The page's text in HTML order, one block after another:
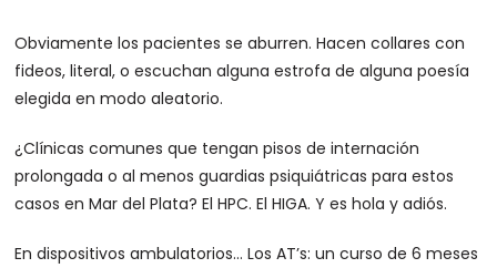
Obviamente los pacientes se aburren. Hacen collares con
fideos, literal, o escuchan alguna estrofa de alguna poesía
elegida en modo aleatorio.
¿Clínicas comunes que tengan pisos de internación
prolongada o al menos guardias psiquiátricas para estos
casos en Mar del Plata? El HPC. El HIGA. Y es hola y adiós.
En dispositivos ambulatorios… Los AT’s: un curso de 6 meses